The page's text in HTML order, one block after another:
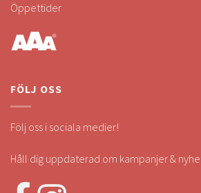
Öppettider
FÖLJ OSS
Följ oss i sociala medier!
Håll dig uppdaterad om kampanjer &